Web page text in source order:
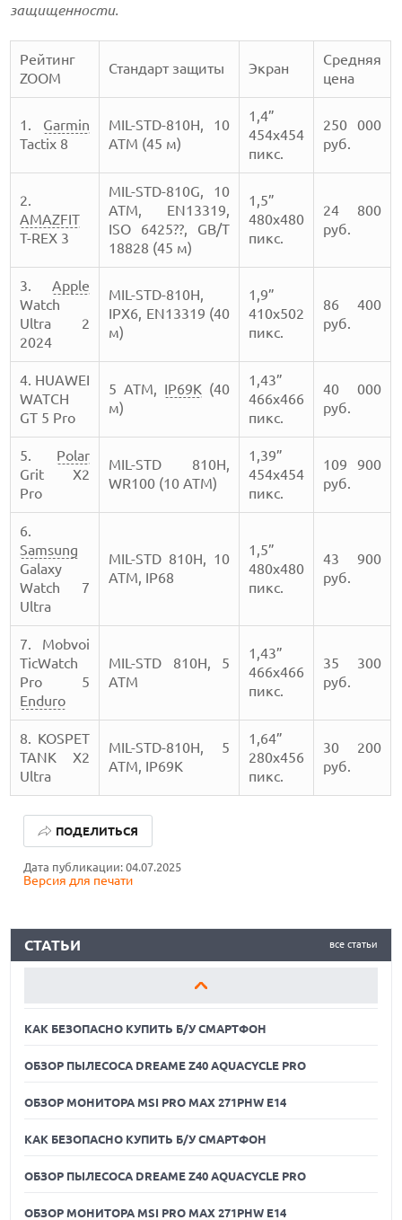
защищенности.
Рейтинг
ZOOM
Стандарт защиты Экран
Средняя
цена
1. Garmin
Tactix 8
MIL-STD-810H, 10
АТМ (45 м)
1,4”
454x454
пикс.
250 000
руб.
2.
AMAZFIT
T-REX 3
MIL-STD-810G, 10
АТМ, EN13319,
ISO 6425??, GB/T
18828 (45 м)
1,5”
480х480
пикс.
24 800
руб.
3.Apple
Watch
Ultra 2
2024
MIL-STD-810H,
IPX6, EN13319 (40
м)
1,9”
410х502
пикс.
86 400
руб.
4. HUAWEI
WATCH
GT 5 Pro
5 ATM, IP69K (40
м)
1,43”
466х466
пикс.
40 000
руб.
5. Polar
Grit X2
Pro
MIL-STD 810H,
WR100 (10 АТМ)
1,39”
454х454
пикс.
109 900
руб.
6.
Samsung
Galaxy
Watch 7
Ultra
MIL-STD 810H, 10
АТМ, IP68
1,5”
480х480
пикс.
43 900
руб.
7. Mobvoi
TicWatch
Pro 5
Enduro
MIL-STD 810H, 5
АТМ
1,43”
466х466
пикс.
35 300
руб.
8. KOSPET
TANK X2
Ultra
MIL-STD-810H, 5
АТМ, IP69K
1,64”
280х456
пикс.
30 200
руб.
Дата публикации: 04.07.2025
Версия для печати
ПОДЕЛИТЬСЯ
все статьи
СТАТЬИ
ОБЗОР ПЫЛЕСОСА DREAME Z40 AQUACYCLE PRO
ОБЗОР МОНИТОРА MSI PRO MAX 271PHW E14
ОБЗОР ПЫЛЕСОСА DREAME Z40 AQUACYCLE PRO
ОБЗОР МОНИТОРА MSI PRO MAX 271PHW E14
КАК БЕЗОПАСНО КУПИТЬ Б/У СМАРТФОН
ОБЗОР ПЫЛЕСОСА DREAME Z40 AQUACYCLE PRO
ОБЗОР МОНИТОРА MSI PRO MAX 271PHW E14
КАК БЕЗОПАСНО КУПИТЬ Б/У СМАРТФОН
ОБЗОР ПЫЛЕСОСА DREAME Z40 AQUACYCLE PRO
ОБЗОР МОНИТОРА MSI PRO MAX 271PHW E14
05.08.2026